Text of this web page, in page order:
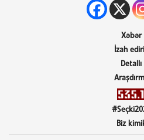
Xəbər
İzah
Detallı
Biz